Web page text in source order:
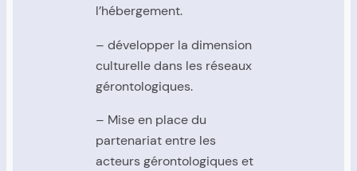
l’hébergement.
– développer la dimension
culturelle dans les réseaux
gérontologiques.
– Mise en place du
partenariat entre les
acteurs gérontologiques et